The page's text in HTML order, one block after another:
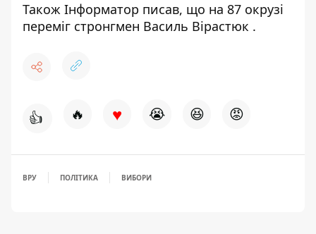
Також Інформатор писав, що на 87 окрузі
переміг стронгмен Василь Вірастюк .
👍 🔥 ♥ 😭 😆 😡
ВРУ ПОЛІТИКА ВИБОРИ